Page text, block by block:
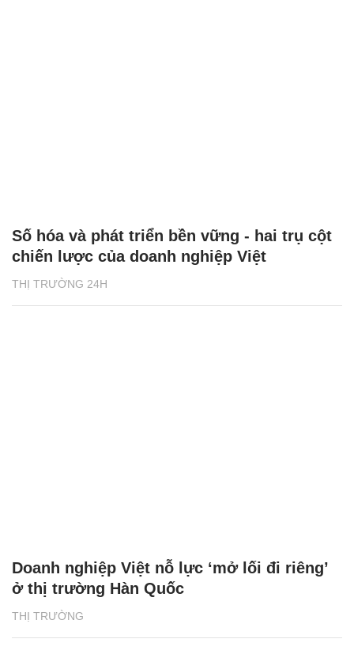
THỊ TRƯỜNG 24H
Số hóa và phát triển bền vững - hai trụ cột
chiến lược của doanh nghiệp Việt
THỊ TRƯỜNG
Doanh nghiệp Việt nỗ lực ‘mở lối đi riêng’
ở thị trường Hàn Quốc